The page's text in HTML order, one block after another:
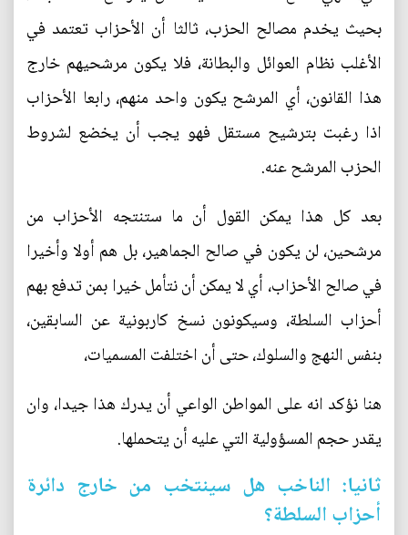
بحيث يخدم مصالح الحزب، ثالثا أن الأحزاب تعتمد في
الأغلب نظام العوائل والبطانة، فلا يكون مرشحيهم خارج
هذا القانون، أي المرشح يكون واحد منهم، رابعا الأحزاب
اذا رغبت بترشيح مستقل فهو يجب أن يخضع لشروط
الحزب المرشح عنه.
بعد كل هذا يمكن القول أن ما ستنتجه الأحزاب من
مرشحين، لن يكون في صالح الجماهير، بل هم أولا وأخيرا
في صالح الأحزاب، أي لا يمكن أن نتأمل خيرا بمن تدفع بهم
أحزاب السلطة، وسيكونون نسخ كاربونية عن السابقين،
بنفس النهج والسلوك، حتى أن اختلفت المسميات،
هنا نؤكد انه على المواطن الواعي أن يدرك هذا جيدا، وان
يقدر حجم المسؤولية التي عليه أن يتحملها.
ثانيا: الناخب هل سينتخب من خارج دائرة
أحزاب السلطة؟